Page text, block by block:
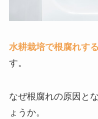
水耕栽培で根腐れす
す。
なぜ根腐れの原因と
ょうか。